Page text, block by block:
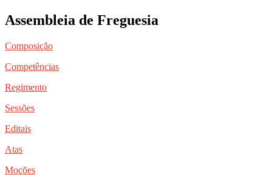
Assembleia de Freguesia
Composição
Competências
Regimento
Sessões
Editais
Atas
Moções